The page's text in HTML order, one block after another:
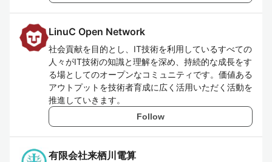
LinuC Open Network
社会貢献を目的とし、IT技術を利用しているすべての
人々がIT技術の知識と理解を深め、持続的な成長をす
る場としてのオープンなコミュニティです。価値ある
アウトプットを技術者育成に広く活用いただく活動を
推進していきます。
Follow
有限会社来栖川電算